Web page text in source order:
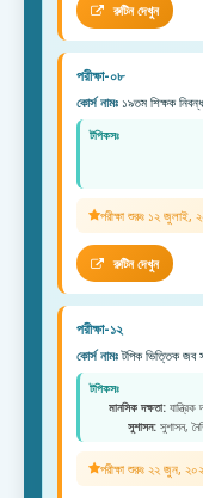
রুটিন দেখুন
পরীক্ষা-০৮
কোর্স নামঃ ১৯তম শিক্ষক
টপিকসঃ
পরীক্ষা শুরুঃ ১২ জুলাই,
রুটিন দেখুন
পরীক্ষা-১২
কোর্স নামঃটপিক ভিত্তিক জব
টপিকসঃ
মানসিক দক্ষতা:
সুশাসন: সুশাসন,
পরীক্ষা শুরুঃ ২২ জুন,